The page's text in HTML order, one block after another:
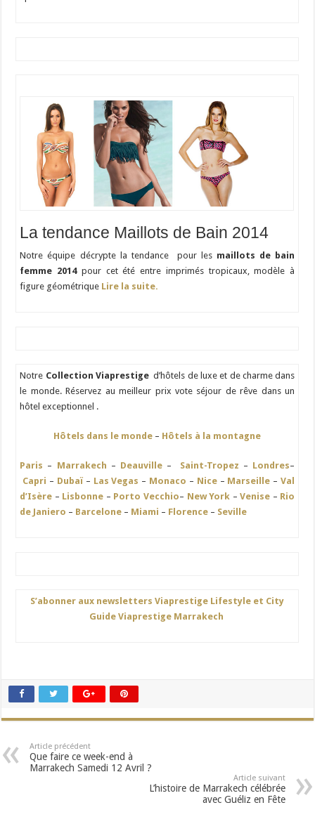
La tendance Maillots de Bain 2014
Notre équipe décrypte la tendance pour les maillots de bain
femme 2014pour cet été entre imprimés tropicaux, modèle à
figure géométrique Lire la suite.
Notre Collection Viaprestiged’hôtels de luxe et de charme dans
le monde. Réservez au meilleur prix vote séjour de rêve dans un
hôtel exceptionnel .
Hôtels dans le monde – Hôtels à la montagne
Paris – Marrakech – Deauville– Saint-Tropez – Londres–
Capri – Dubaï– Las Vegas – Monaco – Nice– Marseille –Val
d’Isère – Lisbonne – Porto Vecchio– New York –Venise – Rio
de Janiero – Barcelone – Miami – Florence – Seville
S’abonner aux newsletters Viaprestige Lifestyle et City
Guide Viaprestige Marrakech
Article précédent
Que faire ce week-end à
Marrakech Samedi 12 Avril ?
Article suivant
L’histoire de Marrakech célébrée
avec Guéliz en Fête